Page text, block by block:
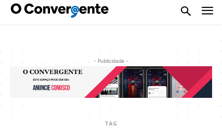
- Publicidade -
TAG